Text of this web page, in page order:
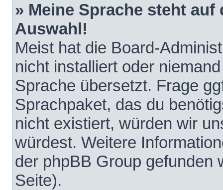
» Meine Sprache steht
Auswahl!
Meist hat die Board-
nicht installiert oder
Sprache übersetzt. Frage
Sprachpaket, das du
nicht existiert, würden wir
würdest. Weitere
der phpBB Group gefunden
Seite).